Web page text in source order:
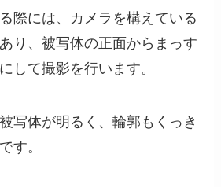
際には、カメラを構えている
り、被写体の正面からまっす
して撮影を行います。
写体が明るく、輪郭もくっき
す。